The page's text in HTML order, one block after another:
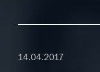
14.04.2017